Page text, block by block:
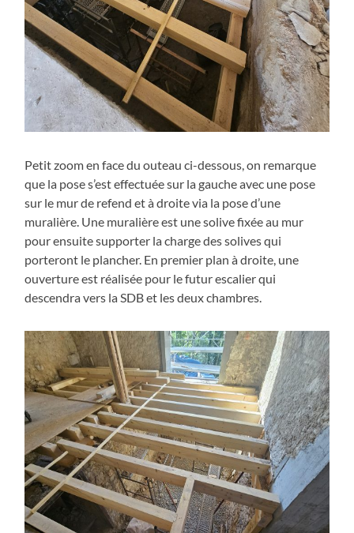
Petit zoom en face du outeau ci-dessous, on remarque
que la pose s’est effectuée sur la gauche avec une pose
sur le mur de refend et à droite via la pose d’une
muralière. Une muralière est une solive fixée au mur
pour ensuite supporter la charge des solives qui
porteront le plancher. En premier plan à droite, une
ouverture est réalisée pour le futur escalier qui
descendra vers la SDB et les deux chambres.